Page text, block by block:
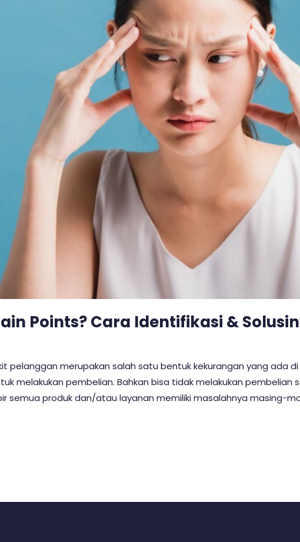
Points? Cara Identifikasi &
pelanggan merupakan salah satu bentuk kekurangan yang ada
melakukan pembelian. Bahkan bisa tidak melakukan pembelian
semua produk dan/atau layanan memiliki masalahnya masing-